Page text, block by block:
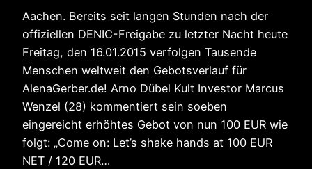
Aachen. Bereits seit langen Stunden nach der
offiziellen DENIC-Freigabe zu letzter Nacht heute
Freitag, den 16.01.2015 verfolgen Tausende
Menschen weltweit den Gebotsverlauf für
AlenaGerber.de! Arno Dübel Kult Investor Marcus
Wenzel (28) kommentiert sein soeben
eingereicht erhöhtes Gebot von nun 100 EUR wie
folgt: „Come on: Let’s shake hands at 100 EUR
NET / 120 EUR…